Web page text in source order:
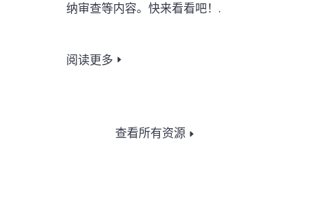
纳审查等内容。快来看看吧！.
阅读更多
查看所有资源